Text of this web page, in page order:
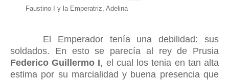
Faustino I y la Emperatriz, Adelina
El Emperador tenía una debilidad: sus
soldados. En esto se parecía al rey de Prusia
Federico Guillermo I, el cual los tenia en tan alta
estima por su marcialidad y buena presencia que